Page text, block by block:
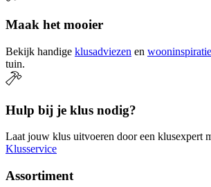
Maak het mooier
Bekijk handige klusadviezen en wooninspiratie
tuin.
Hulp bij je klus nodig?
Laat jouw klus uitvoeren door een klusexpert
Klusservice
Assortiment